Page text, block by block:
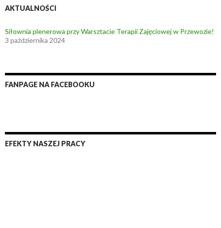
AKTUALNOŚCI
Siłownia plenerowa przy Warsztacie Terapii Zajęciowej w Przewozie!
3 października 2024
FANPAGE NA FACEBOOKU
EFEKTY NASZEJ PRACY